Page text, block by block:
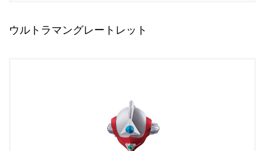
ウルトラマングレートレット